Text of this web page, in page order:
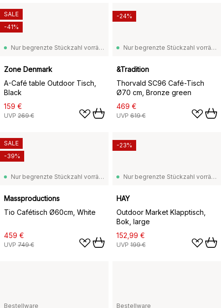
Nur begrenzte Stückzahl vorrätig
Zone Denmark
A-Café table Outdoor Tisch,
Black
159 €
UVP 269 €
SALE
-41%
Nur begrenzte Stückzahl vorrätig
&Tradition
Thorvald SC96 Café-Tisch
Ø70 cm, Bronze green
469 €
UVP 619 €
-24%
Nur begrenzte Stückzahl vorrätig
Massproductions
Tio Cafétisch Ø60cm, White
459 €
UVP 749 €
SALE
-39%
Nur begrenzte Stückzahl vorrätig
HAY
Outdoor Market Klapptisch,
Bok, large
152,99 €
UVP 199 €
-23%
Bestellware Bestellware